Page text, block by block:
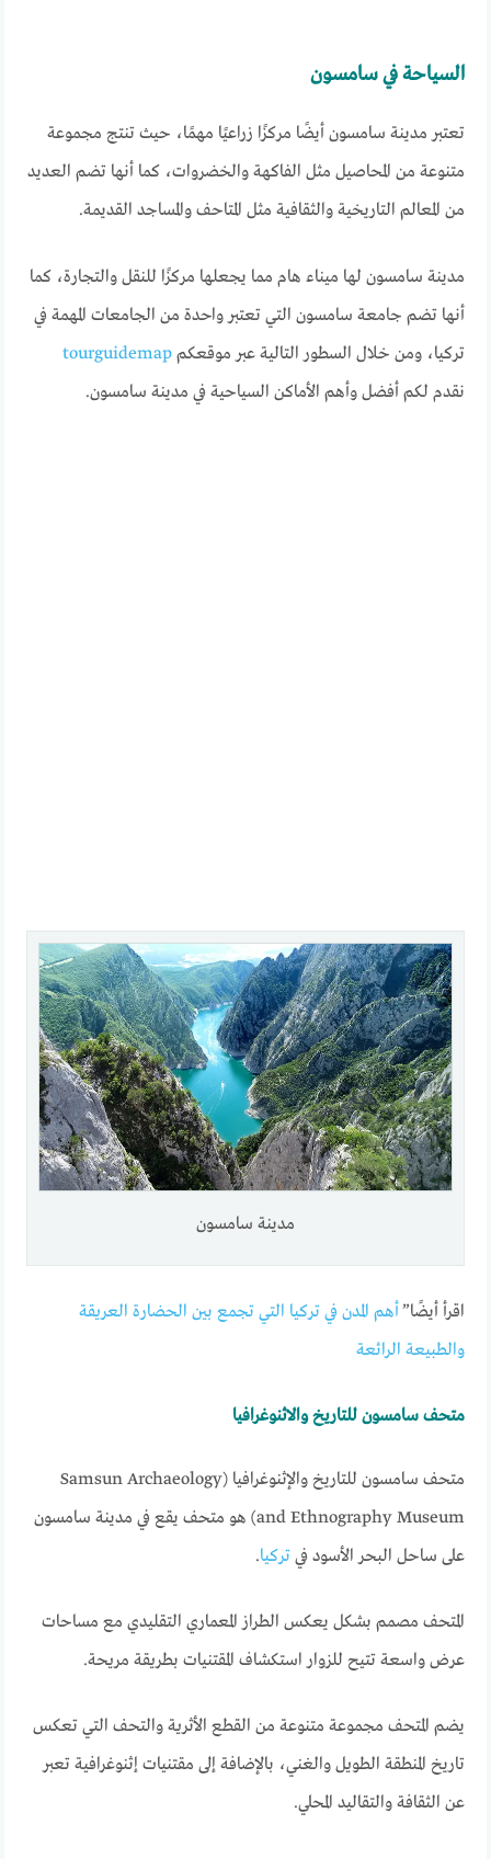
السياحة في سامسون
تعتبر مدينة سامسون أيضًا مركزًا زراعيًا مهمًا، حيث تنتج مجموعة
متنوعة من المحاصيل مثل الفاكهة والخضروات، كما أنها تضم العديد
من المعالم التاريخية والثقافية مثل المتاحف والمساجد القديمة.
مدينة سامسون لها ميناء هام مما يجعلها مركزًا للنقل والتجارة، كما
أنها تضم جامعة سامسون التي تعتبر واحدة من الجامعات المهمة في
تركيا، ومن خلال السطور التالية عبر موقعكمtourguidemap
نقدم لكم أفضل وأهم الأماكن السياحية في مدينة سامسون.
مدينة سامسون
اقرأ أيضًا” أهم المدن في تركيا التي تجمع بين الحضارة العريقة
والطبيعة الرائعة
متحف سامسون للتاريخ والاثنوغرافيا
متحف سامسون للتاريخ والإثنوغرافيا (Samsun Archaeology
and Ethnography Museum) هو متحف يقع في مدينة سامسون
على ساحل البحر الأسود فيتركيا.
المتحف مصمم بشكل يعكس الطراز المعماري التقليدي مع مساحات
عرض واسعة تتيح للزوار استكشاف المقتنيات بطريقة مريحة.
يضم المتحف مجموعة متنوعة من القطع الأثرية والتحف التي تعكس
تاريخ المنطقة الطويل والغني، بالإضافة إلى مقتنيات إثنوغرافية تعبر
عن الثقافة والتقاليد المحلي.